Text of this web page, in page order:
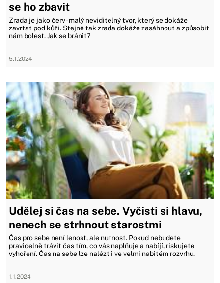
se ho zbavit
Zrada je jako červ - malý neviditelný tvor, který se dokáže
zavrtat pod kůži. Stejně tak zrada dokáže zasáhnout a způsobit
nám bolest. Jak se bránit?
5.1.2024
Udělej si čas na sebe. Vyčisti si hlavu,
nenech se strhnout starostmi
Čas pro sebe není lenost, ale nutnost. Pokud nebudete
pravidelně trávit čas tím, co vás naplňuje a nabíjí, riskujete
vyhoření. Čas na sebe lze nalézt i ve velmi nabitém rozvrhu.
1.1.2024